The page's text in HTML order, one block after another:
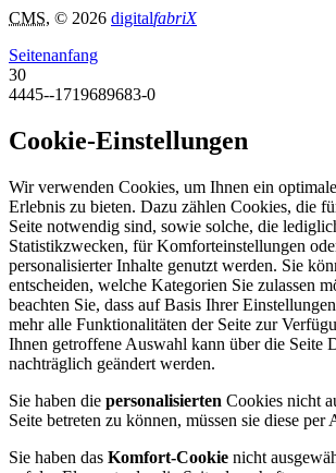
CMS, © 2026 digitalfabriX
Seitenanfang
30
4445--1719689683-0
Cookie-Einstellungen
Wir verwenden Cookies, um Ihnen ein
Erlebnis zu bieten. Dazu zählen Cookies, die
Seite notwendig sind, sowie solche, die
Statistikzwecken, für Komforteinstellungen
personalisierter Inhalte genutzt werden. Sie
entscheiden, welche Kategorien Sie zulassen
beachten Sie, dass auf Basis Ihrer
mehr alle Funktionalitäten der Seite zur
Ihnen getroffene Auswahl kann über die Seite
nachträglich geändert werden.
Sie haben die personalisierten Cookies nicht
Seite betreten zu können, müssen sie diese per
Sie haben das Komfort-Cookie nicht